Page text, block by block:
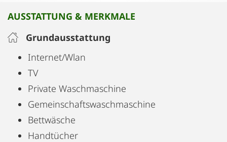
AUSSTATTUNG & MERKMALE
Grundausstattung
Internet/Wlan
TV
Private Waschmaschine
Gemeinschaftswaschmaschine
Bettwäsche
Handtücher